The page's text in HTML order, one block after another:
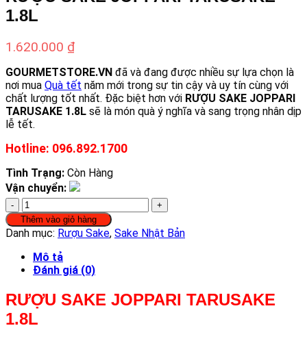
1.8L
1.620.000 ₫
GOURMETSTORE.VN đã và đang được nhiều sự lựa chọn là
nơi mua Quà tết năm mới trong sự tin cậy và uy tín cùng với
chất lượng tốt nhất. Đặc biệt hơn với RƯỢU SAKE JOPPARI
TARUSAKE 1.8L sẽ là món quà ý nghĩa và sang trọng nhân dịp
lễ tết.
Hotline: 096.892.1700
Tình Trạng: Còn Hàng
Vận chuyển:
RƯỢU
SAKE
JOPPARI
TARUSAKE
1.8L
số
Thêm vào giỏ hàng
Danh mục: Rượu Sake, Sake Nhật Bản
Mô tả
Đánh giá (0)
RƯỢU SAKE JOPPARI TARUSAKE
1.8L